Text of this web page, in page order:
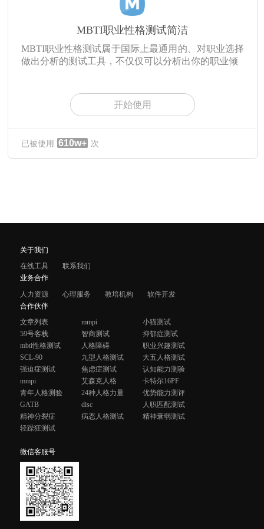
MBTI职业性格测试简洁
MBTI职业性格测试属于国际上最通用的、对职业选择
做出分析的测试工具，不仅仅可以分析出你的职业倾
开始使用
已被使用 610w+ 次
关于我们
在线工具
联系我们
业务合作
人力资源
心理服务 教培机构
软件开发
合作伙伴
文章列表
mmpi
小猫测试
59号客栈
智商测试
抑郁症测试
mbti性格测试
人格障碍
职业兴趣测试
SCL-90
九型人格测试
大五人格测试
强迫症测试
焦虑症测试
认知能力测验
mmpi
艾森克人格
卡特尔16PF
青年人格测验
24种人格力量
优势能力测评
GATB
disc
人职匹配测试
精神分裂症
病态人格测试
精神衰弱测试
轻躁狂测试
微信客服号